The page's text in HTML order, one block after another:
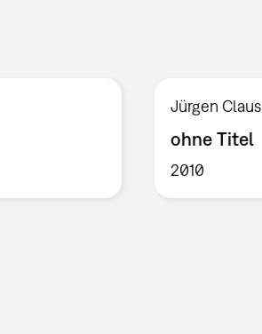
Jürgen Claus
ohne Titel
2010